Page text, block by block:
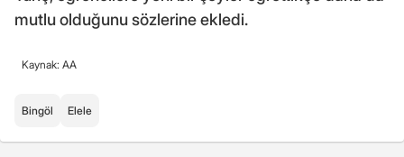
mutlu olduğunu sözlerine ekledi.
Kaynak: AA
Bingöl Elele